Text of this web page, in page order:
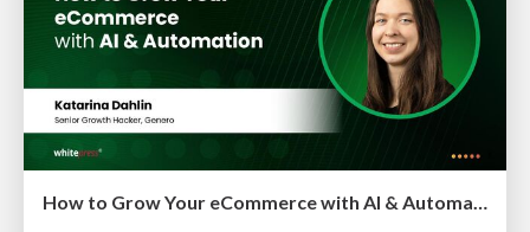
How to Grow Your eCommerce with AI & Automation